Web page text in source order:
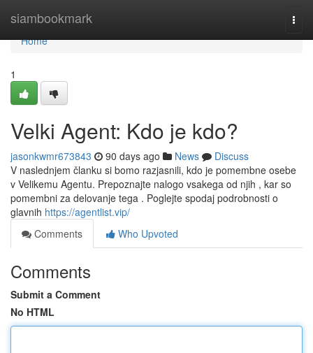
siambookmark
Home
Home
1
Velki Agent: Kdo je kdo?
jasonkwmr673843 90 days ago News
Discuss
V naslednjem članku si bomo razjasnili, kdo je pomembne osebe
v Velikemu Agentu. Prepoznajte nalogo vsakega od njih , kar so
pomembni za delovanje tega . Poglejte spodaj podrobnosti o
glavnih https://agentlist.vip/
Comments
Who Upvoted
Comments
Submit a Comment
No HTML